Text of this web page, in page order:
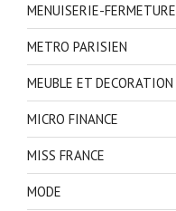
MENUISERIE-FERMETURE
METRO PARISIEN
MEUBLE ET DECORATION
MICRO FINANCE
MISS FRANCE
MODE